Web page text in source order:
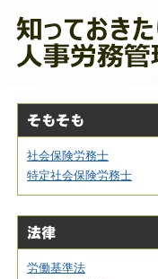
社会保険労務士
特定社会保険労務士
労働基準法